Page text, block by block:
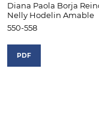
Diana Paola Borja
Nelly Hodelin Amable
550-558
PDF